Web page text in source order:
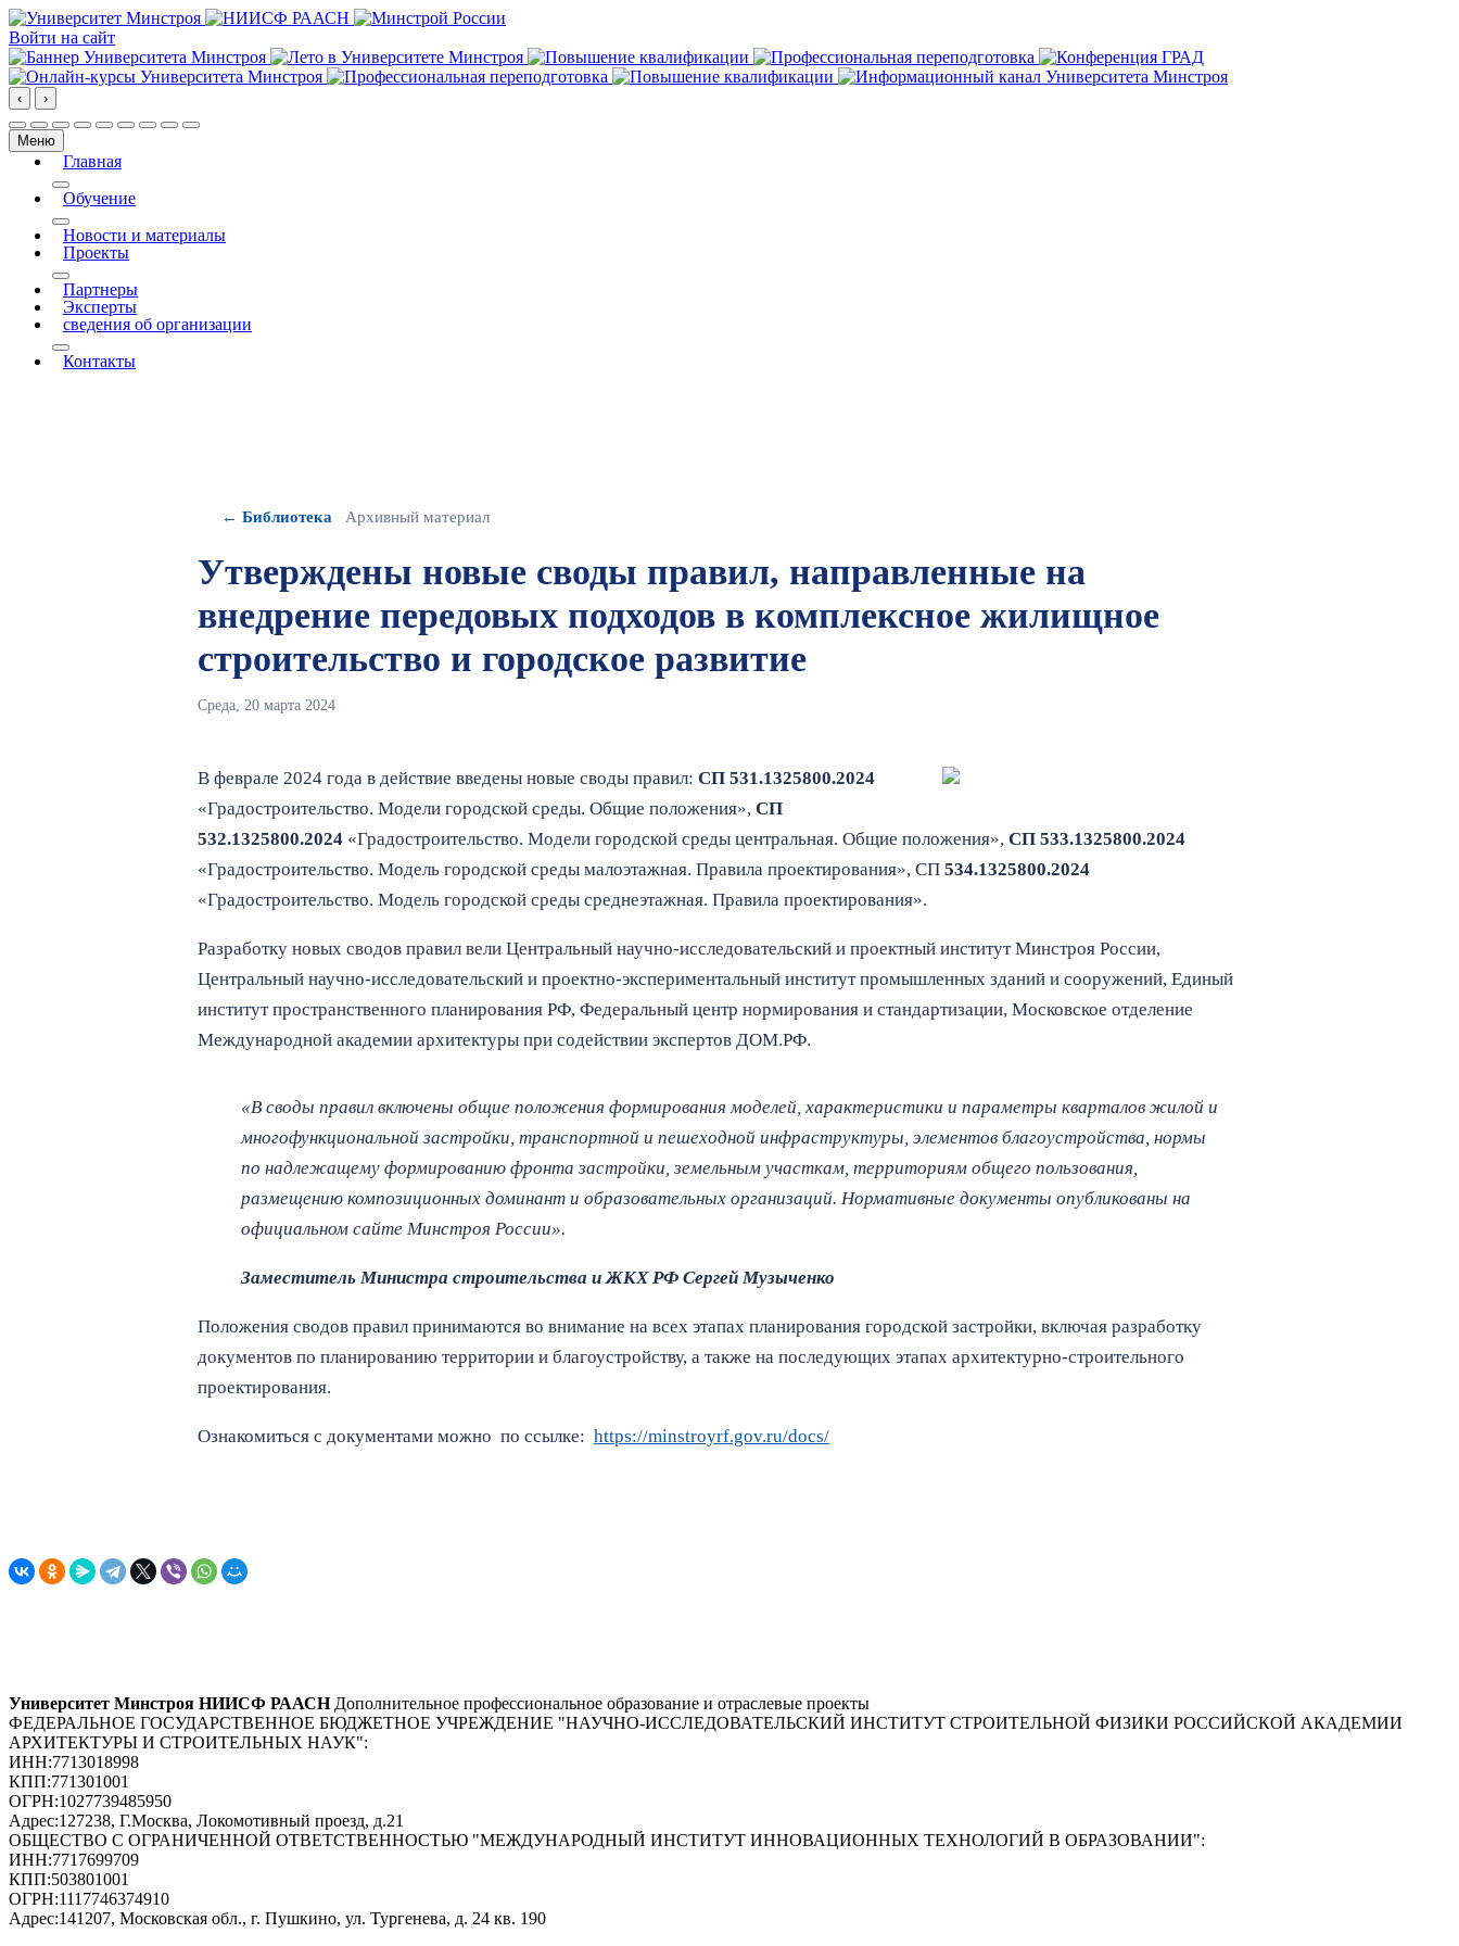
Войти на сайт
‹ ›
Меню
Главная
More about: Главная
Обучение
More about: Обучение
Новости и материалы
Проекты
More about: Проекты
Партнеры
Эксперты
сведения об организации
More about: сведения об организации
Контакты
← Библиотека Архивный материал
Утверждены новые своды правил, направленные на
внедрение передовых подходов в комплексное жилищное
строительство и городское развитие
Среда, 20 марта 2024
В феврале 2024 года в действие введены новые своды правил: СП 531.1325800.2024
«Градостроительство. Модели городской среды. Общие положения», СП
532.1325800.2024 «Градостроительство. Модели городской среды центральная. Общие положения», СП 533.1325800.2024
«Градостроительство. Модель городской среды малоэтажная. Правила проектирования», СП 534.1325800.2024
«Градостроительство. Модель городской среды среднеэтажная. Правила проектирования».
Разработку новых сводов правил вели Центральный научно-исследовательский и проектный институт Минстроя России,
Центральный научно-исследовательский и проектно-экспериментальный институт промышленных зданий и сооружений, Единый
институт пространственного планирования РФ, Федеральный центр нормирования и стандартизации, Московское отделение
Международной академии архитектуры при содействии экспертов ДОМ.РФ.
«В своды правил включены общие положения формирования моделей, характеристики и параметры кварталов жилой и
многофункциональной застройки, транспортной и пешеходной инфраструктуры, элементов благоустройства, нормы
по надлежащему формированию фронта застройки, земельным участкам, территориям общего пользования,
размещению композиционных доминант и образовательных организаций. Нормативные документы опубликованы на
официальном сайте Минстроя России».
Заместитель Министра строительства и ЖКХ РФ Сергей Музыченко
Положения сводов правил принимаются во внимание на всех этапах планирования городской застройки, включая разработку
документов по планированию территории и благоустройству, а также на последующих этапах архитектурно-строительного
проектирования.
Ознакомиться с документами можно по ссылке: https://minstroyrf.gov.ru/docs/
Университет Минстроя НИИСФ РААСН Дополнительное профессиональное образование и отраслевые проекты
ФЕДЕРАЛЬНОЕ ГОСУДАРСТВЕННОЕ БЮДЖЕТНОЕ УЧРЕЖДЕНИЕ "НАУЧНО-ИССЛЕДОВАТЕЛЬСКИЙ ИНСТИТУТ СТРОИТЕЛЬНОЙ ФИЗИКИ РОССИЙСКОЙ АКАДЕМИИ
АРХИТЕКТУРЫ И СТРОИТЕЛЬНЫХ НАУК":
ИНН:7713018998
КПП:771301001
ОГРН:1027739485950
Адрес:127238, Г.Москва, Локомотивный проезд, д.21
ОБЩЕСТВО С ОГРАНИЧЕННОЙ ОТВЕТСТВЕННОСТЬЮ "МЕЖДУНАРОДНЫЙ ИНСТИТУТ ИННОВАЦИОННЫХ ТЕХНОЛОГИЙ В ОБРАЗОВАНИИ":
ИНН:7717699709
КПП:503801001
ОГРН:1117746374910
Адрес:141207, Московская обл., г. Пушкино, ул. Тургенева, д. 24 кв. 190